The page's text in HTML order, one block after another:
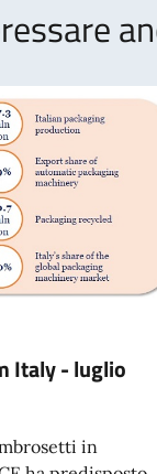
Italy - luglio
in